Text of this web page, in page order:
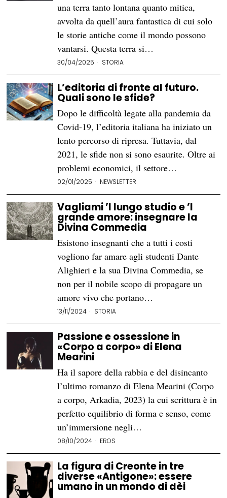
una terra tanto lontana quanto mitica,
avvolta da quell’aura fantastica di cui solo
le storie antiche come il mondo possono
vantarsi. Questa terra si…
30/04/2025 STORIA
L’editoria di fronte al futuro.
Quali sono le sfide?
Dopo le difficoltà legate alla pandemia da
Covid-19, l’editoria italiana ha iniziato un
lento percorso di ripresa. Tuttavia, dal
2021, le sfide non si sono esaurite. Oltre ai
problemi economici, il settore…
02/01/2025 NEWSLETTER
Vagliami ’l lungo studio e ’l
grande amore: insegnare la
Divina Commedia
Esistono insegnanti che a tutti i costi
vogliono far amare agli studenti Dante
Alighieri e la sua Divina Commedia, se
non per il nobile scopo di propagare un
amore vivo che portano…
13/11/2024 STORIA
Passione e ossessione in
«Corpo a corpo» di Elena
Mearini
Ha il sapore della rabbia e del disincanto
l’ultimo romanzo di Elena Mearini (Corpo
a corpo, Arkadia, 2023) la cui scrittura è in
perfetto equilibrio di forma e senso, come
un’immersione negli…
08/10/2024 EROS
La figura di Creonte in tre
diverse «Antigone»: essere
umano in un mondo di dèi